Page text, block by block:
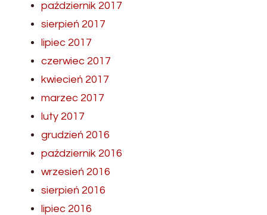
październik 2017
sierpień 2017
lipiec 2017
czerwiec 2017
kwiecień 2017
marzec 2017
luty 2017
grudzień 2016
październik 2016
wrzesień 2016
sierpień 2016
lipiec 2016